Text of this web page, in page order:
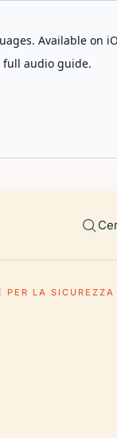
Available on
full audio guide.
LA